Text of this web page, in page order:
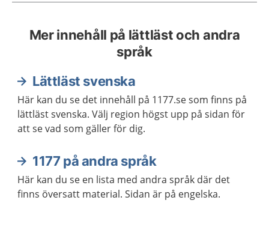
Mer innehåll på lättläst och andra
språk
Lättläst svenska
Här kan du se det innehåll på 1177.se som finns på
lättläst svenska. Välj region högst upp på sidan för
att se vad som gäller för dig.
1177 på andra språk
Här kan du se en lista med andra språk där det
finns översatt material. Sidan är på engelska.